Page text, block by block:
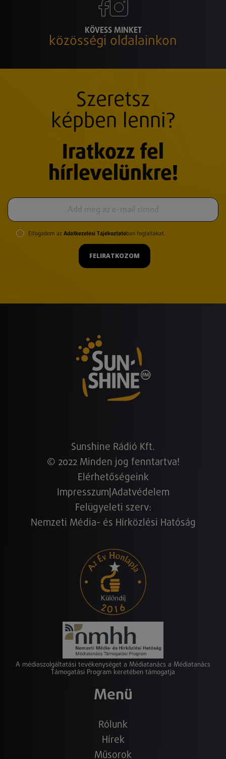
KÖVESS MINKET
közösségi oldalainkon
Szeretsz
képben lenni?
Iratkozz fel
hírlevelünkre!
Elfogadom az Adatkezelési Tájékoztatóban foglaltakat.
FELIRATKOZOM
Sunshine Rádió Kft.
© 2022 Minden jog fenntartva!
Elérhetőségeink
Impresszum Adatvédelem
Felügyeleti szerv:
Nemzeti Média- és Hírközlési Hatóság
A médiaszolgáltatási tevékenységet a Médiatanács a Médiatanács
Támogatási Program keretében támogatja
Menü
Rólunk
Hírek
Műsorok